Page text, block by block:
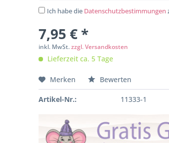
Ich habe die Datenschutzbestimmungen
7,95 € *
inkl. MwSt.zzgl. Versandkosten
Lieferzeit ca. 5 Tage
Merken Bewerten
Artikel-Nr.: 11333-1